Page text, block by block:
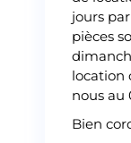
jours
pièces
location
nous au
Bien